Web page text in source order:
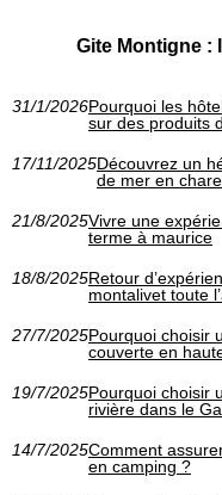
Gite Montigne :
31/1/2026Pourquoi les
sur des produits
17/11/2025Découvrez un
de mer en
21/8/2025Vivre une
terme à maurice
18/8/2025Retour
montalivet toute
27/7/2025Pourquoi choisir
couverte en
19/7/2025Pourquoi choisir
rivière dans le
14/7/2025Comment
en camping ?